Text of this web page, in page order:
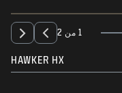
1 من 2
HAWKER HX